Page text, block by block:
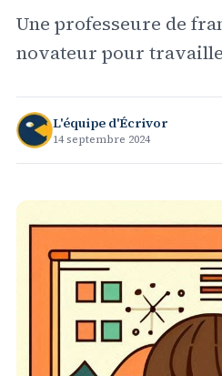
Une professeure de
novateur pour
L'équipe d'Écrivor
14 septembre 2024